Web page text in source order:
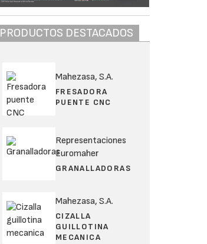
PRODUCTOS DESTACADOS
Mahezasa, S.A.
FRESADORA
PUENTE CNC
Representaciones
Euromaher
GRANALLADORAS
Mahezasa, S.A.
CIZALLA
GUILLOTINA
MECANICA